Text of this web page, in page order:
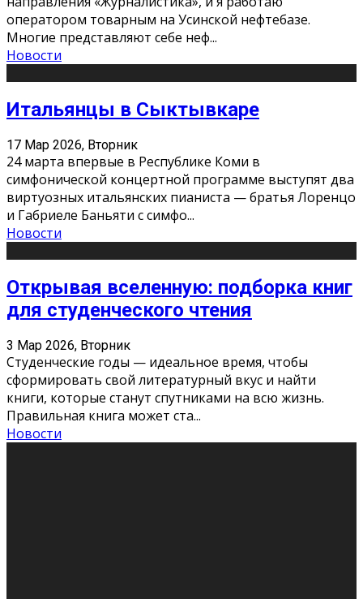
оператором товарным на Усинской нефтебазе.
Многие представляют себе неф...
Новости
Итальянцы в Сыктывкаре
17 Мар 2026, Вторник
24 марта впервые в Республике Коми в
симфонической концертной программе выступят два
виртуозных итальянских пианиста — братья Лоренцо
и Габриеле Баньяти с симфо...
Новости
Открывая вселенную: подборка книг
для студенческого чтения
3 Мар 2026, Вторник
Студенческие годы — идеальное время, чтобы
сформировать свой литературный вкус и найти
книги, которые станут спутниками на всю жизнь.
Правильная книга может ста...
Новости